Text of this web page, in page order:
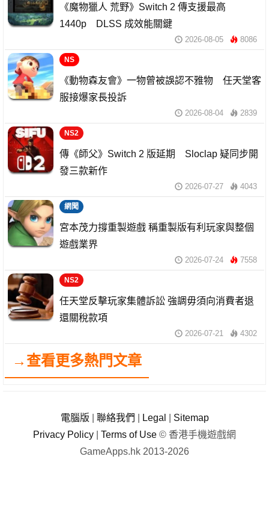
《魔物獵人 荒野》Switch 2 傳支援最高
1440p DLSS 成效能關鍵
2026-08-05 8086
NS
《動物森友會》一物曾被誤認不雅物 任天堂客
服接爆家長投訴
2026-08-04 2839
NS2
傳《師父》Switch 2 版延期 Sloclap 疑同步開
發三款新作
2026-07-27 4043
網聞
宮本茂力撐重製遊戲 稱重製版有利玩家與整個
遊戲業界
2026-07-24 7558
NS2
任天堂反擊玩家集體訴訟 強調毋須向消費者退
還關稅款項
2026-07-21 4302
→查看更多熱門文章
電腦版 聯絡我們 Legal
Sitemap
Privacy Policy
Terms of Use © 香港手機遊戲網
GameApps.hk 2013-2026